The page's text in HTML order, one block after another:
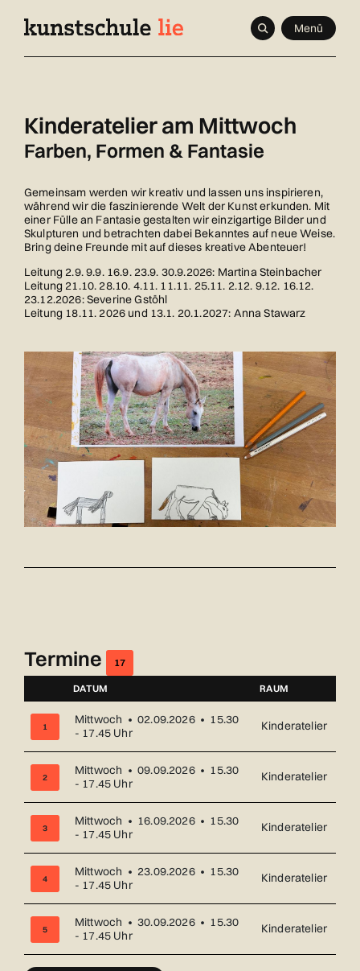
Navigieren
Seitenkontext Menü
Kinderatelier am Mittwoch
Farben, Formen & Fantasie
Gemeinsam werden wir kreativ und lassen uns inspirieren,
während wir die faszinierende Welt der Kunst erkunden. Mit
einer Fülle an Fantasie gestalten wir einzigartige Bilder und
Skulpturen und betrachten dabei Bekanntes auf neue Weise.
Bring deine Freunde mit auf dieses kreative Abenteuer!
Leitung 2.9. 9.9. 16.9. 23.9. 30.9.2026: Martina Steinbacher
Leitung 21.10. 28.10. 4.11. 11.11. 25.11. 2.12. 9.12. 16.12.
23.12.2026: Severine Gstöhl
Leitung 18.11. 2026 und 13.1. 20.1.2027: Anna Stawarz
Termine 17
NUMMERDATUM RAUM
1
Mittwoch • 02.09.2026 • 15.30
- 17.45 Uhr
Kinderatelier
2
Mittwoch • 09.09.2026 • 15.30
- 17.45 Uhr
Kinderatelier
3
Mittwoch • 16.09.2026 • 15.30
- 17.45 Uhr
Kinderatelier
4
Mittwoch • 23.09.2026 • 15.30
- 17.45 Uhr
Kinderatelier
5
Mittwoch • 30.09.2026 • 15.30
- 17.45 Uhr
Kinderatelier